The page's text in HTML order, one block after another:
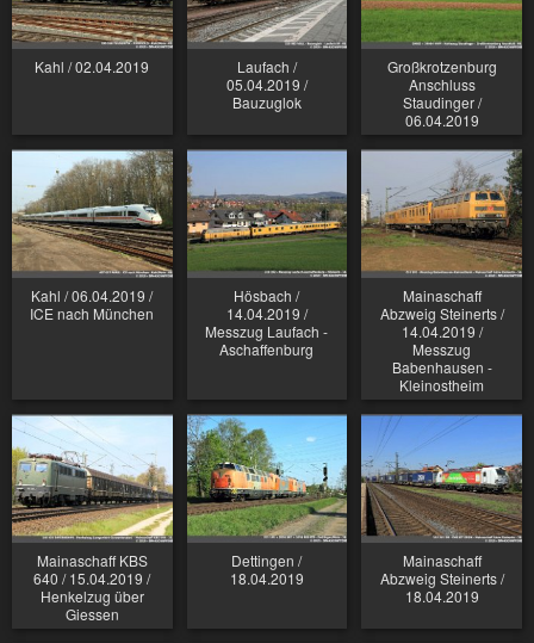
Kahl / 02.04.2019
Laufach /
05.04.2019 /
Bauzuglok
Großkrotzenburg
Anschluss
Staudinger /
06.04.2019
Kahl / 06.04.2019 /
ICE nach München
Hösbach /
14.04.2019 /
Messzug Laufach -
Aschaffenburg
Mainaschaff
Abzweig Steinerts /
14.04.2019 /
Messzug
Babenhausen -
Kleinostheim
Mainaschaff KBS
640 / 15.04.2019 /
Henkelzug über
Giessen
Dettingen /
18.04.2019
Mainaschaff
Abzweig Steinerts /
18.04.2019